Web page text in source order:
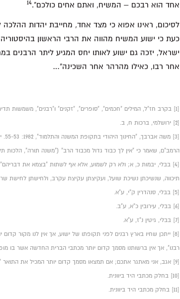
אחד הוא רבכם – המשיח, ואתם אחים כולכם".14
לסיכום, ראינו אפוא כי מצד אחד, מחייבת יהדות
כעת כי ישוע המשיח מהווה את הרבי הראשון
ישראל, יזכה גם ישוע לאותו יחס המגיע ליתר
אחר רבו, כאילו מהרהר אחר השכינה"…
[1] בקרב חז"ל, המילים "חכמים", "סופרים", "זקנים" ו"רבנים", משמשות תדיר כמילים נרדפות הנושאות משמעות זהה.
[2] ירושלמי, ברכות ח, ב.
הרמב"ם, שאמר כי "אין לך כבוד גדול מכבוד הרב" ("משנה תורה", הלכות
[4] בבלי, יבמות כ, א; ולא רק לשמוע, אלא אף לשתות "בצמא את
תיכווה, שנשיכתן נשיכת שועל, ועקיצתן עקיצת עקרב, ולחישתן לחישת
[5] בבלי, סנהדרין ק"י, ע"א.
[6] בבלי, עירובין כ"א, ע"ב.
[7] בבלי, גיטין נ"ז, ע"א.
[8] ייתכן שחיו בארץ רבנים לפני תקופתו של ישוע, אך אין לנו מקור
רבנו", אך אין ברשותנו מסמך קדום יותר מכתבי הברית החדשה אשר בו
[9] אגב, אני מאתגר אתכם; אם תמצאו מסמך קדום יותר המכיל את התואר "רבי" במשמעות המוכרת שלו, אנא שלחו אלי.
[10] בחלק מכתבי היד ביוונית.
[11] בחלק מכתבי היד ביוונית.